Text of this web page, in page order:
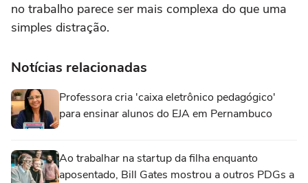
no trabalho parece ser mais complexa do que uma
simples distração.
Notícias relacionadas
Professora cria 'caixa eletrônico pedagógico'
para ensinar alunos do EJA em Pernambuco
Ao trabalhar na startup da filha enquanto
aposentado, Bill Gates mostrou a outros PDGs a